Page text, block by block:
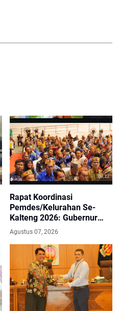
Rapat Koordinasi
Pemdes/Kelurahan Se-
Kalteng 2026: Gubernur
Agustiar Sabran Tegaskan
Pembangunan Menuju
Kalteng Makin Berkah
Agustus 07, 2026